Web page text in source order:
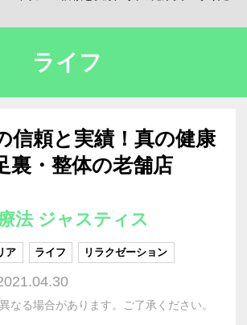
ライフ
信頼と実績！真の健康
裏・整体の老舗店
法 ジャスティス
ア ライフ リラクゼーション
なる場合があります。ご了承ください。